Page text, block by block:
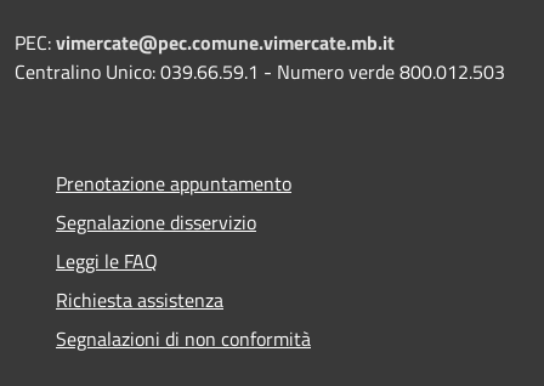
PEC:vimercate@pec.comune.vimercate.mb.it
Centralino Unico: 039.66.59.1 - Numero verde 800.012.503
Prenotazione appuntamento
Segnalazione disservizio
Leggi le FAQ
Richiesta assistenza
Segnalazioni di non conformità